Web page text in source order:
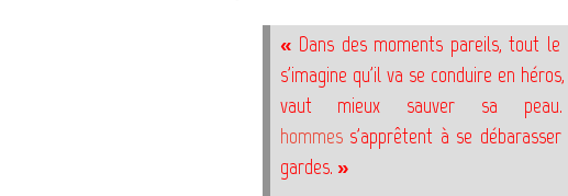
« Dans des moments pareils, tout le
s'imagine qu'il va se conduire en
vaut mieux sauver sa
hommess'apprêtent à se débarasser
gardes. »